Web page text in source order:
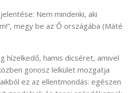
Nem mindenki, aki
megy be az Ő országába (Máté
hízelkedő, hamis dicséret, amivel
gonosz lelkület mozgatja
ez az ellentmondás: egészen